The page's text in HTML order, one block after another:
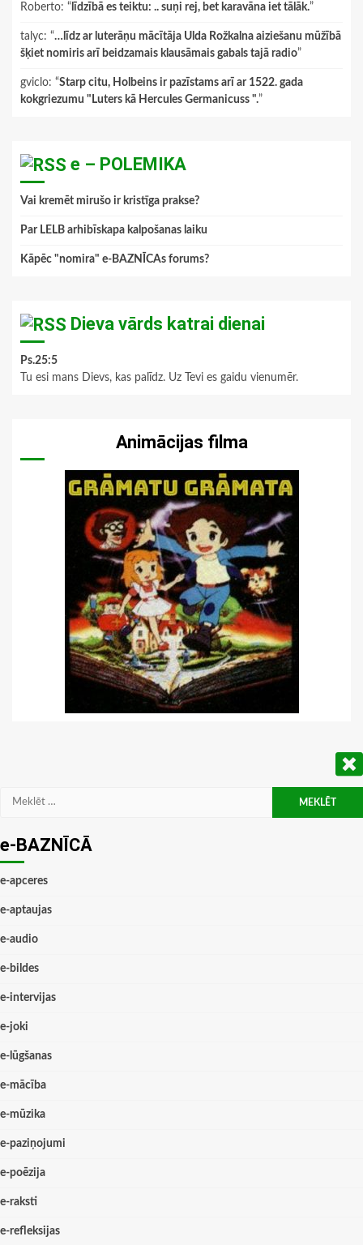
Roberto: “ līdzībā es teiktu: .. suņi rej, bet karavāna iet tālāk.”
talyc: “…līdz ar luterāņu mācītāja Ulda Rožkalna aiziešanu mūžībā
šķiet nomiris arī beidzamais klausāmais gabals tajā radio”
gviclo: “Starp citu, Holbeins ir pazīstams arī ar 1522. gada
kokgriezumu "Luters kā Hercules Germanicuss ".”
e – POLEMIKA
Vai kremēt mirušo ir kristīga prakse?
Par LELB arhibīskapa kalpošanas laiku
Kāpēc "nomira" e-BAZNĪCAs forums?
Dieva vārds katrai dienai
Ps.25:5
Tu esi mans Dievs, kas palīdz. Uz Tevi es gaidu vienumēr.
Animācijas filma
Meklēt:
e-BAZNĪCĀ
e-apceres
e-aptaujas
e-audio
e-bildes
e-intervijas
e-joki
e-lūgšanas
e-mācība
e-mūzika
e-paziņojumi
e-poēzija
e-raksti
e-refleksijas